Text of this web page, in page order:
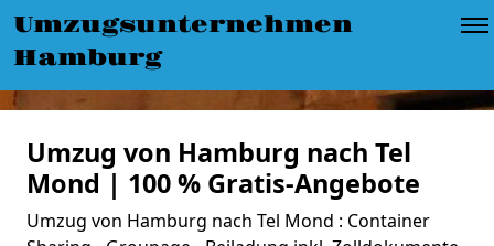
Umzugsunternehmen
Hamburg
Umzug von Hamburg nach Tel
Mond | 100 % Gratis-Angebote
Umzug von Hamburg nach Tel Mond : Container